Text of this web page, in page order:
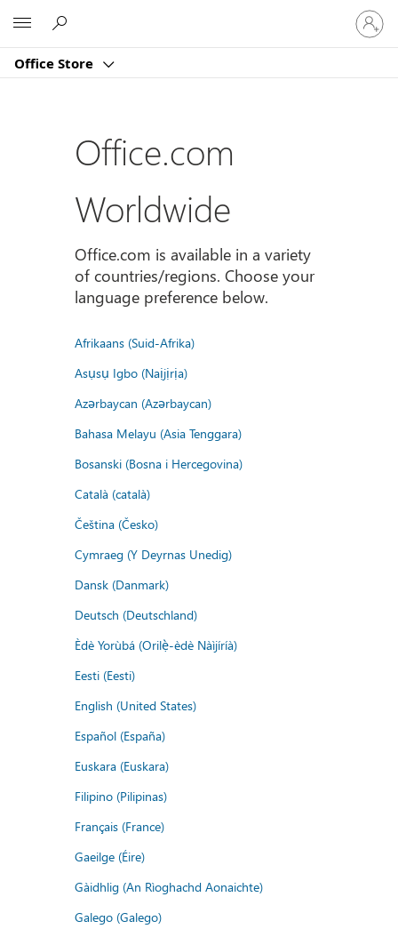
Office Store
Sign
in
to
account
Office.com
Worldwide
Office.com is available in a variety
of countries/regions. Choose your
language preference below.
Afrikaans (Suid-Afrika)
Asụsụ Igbo (Naịjịrịa)
Azərbaycan (Azərbaycan)
Bahasa Melayu (Asia Tenggara)
Bosanski (Bosna i Hercegovina)
Català (català)
Čeština (Česko)
Cymraeg (Y Deyrnas Unedig)
Dansk (Danmark)
Deutsch (Deutschland)
Èdè Yorùbá (Orilẹ̀-èdè Nàìjíríà)
Eesti (Eesti)
English (United States)
Español (España)
Euskara (Euskara)
Filipino (Pilipinas)
Français (France)
Gaeilge (Éire)
Gàidhlig (An Rìoghachd Aonaichte)
Galego (Galego)